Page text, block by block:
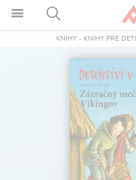
KNIHY - KNIHY PRE DETI